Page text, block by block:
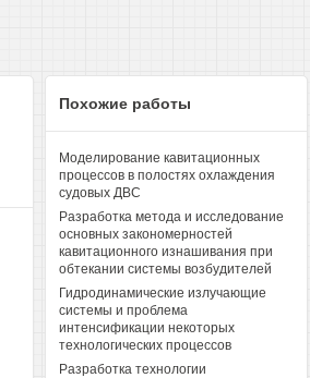
Похожие работы
Моделирование кавитационных
процессов в полостях охлаждения
судовых ДВС
Разработка метода и исследование
основных закономерностей
кавитационного изнашивания при
обтекании системы возбудителей
Гидродинамические излучающие
системы и проблема
интенсификации некоторых
технологических процессов
Разработка технологии